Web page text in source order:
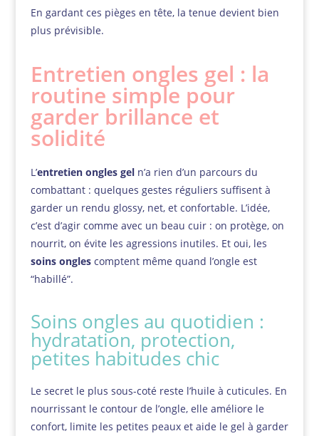
En gardant ces pièges en tête, la tenue devient bien
plus prévisible.
Entretien ongles gel : la
routine simple pour
garder brillance et
solidité
L’entretien ongles geln’a rien d’un parcours du
combattant : quelques gestes réguliers suffisent à
garder un rendu glossy, net, et confortable. L’idée,
c’est d’agir comme avec un beau cuir : on protège, on
nourrit, on évite les agressions inutiles. Et oui, les
soins onglescomptent même quand l’ongle est
“habillé”.
Soins ongles au quotidien :
hydratation, protection,
petites habitudes chic
Le secret le plus sous-coté reste l’huile à cuticules. En
nourrissant le contour de l’ongle, elle améliore le
confort, limite les petites peaux et aide le gel à garder